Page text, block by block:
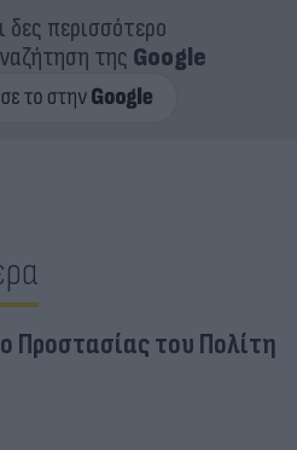
δες περισσότερο
της Google
Προστασίας του Πολίτη